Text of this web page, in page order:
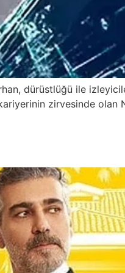
dürüstlüğü ile
zirvesinde olan